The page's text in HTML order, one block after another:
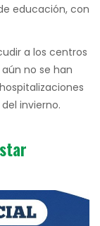
educación, con
a los centros
no se han
invierno.